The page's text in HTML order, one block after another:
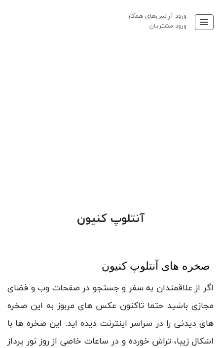
ورود آژانس‌های همکار
ورود مشتریان
آنتلوپ کنیون
صخره های آنتلوپ کنیون
اگر از علاقمندان به سفر و جستجو در صفحات وب و فضای
مجازی باشید حتما تاکنون عکس های مربوز به این صخره
های دیدنی را در سراسر اینترنت دیده اید. این صخره ها با
اشکال زیبا، تراش خورده و در ساعات خاصی از روز نور پرداز